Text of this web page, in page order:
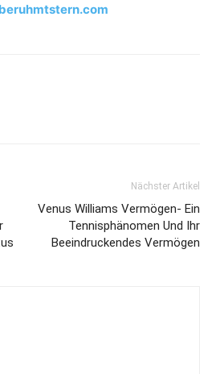
beruhmtstern.com
Nächster Artikel
Venus Williams Vermögen- Ein
Tennisphänomen Und Ihr
Beeindruckendes Vermögen